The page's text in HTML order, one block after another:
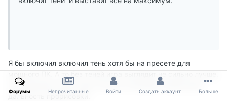
Я бы включил включил тень хотя бы на пресете для
чем оригинал 2002 года, если не учитывать возросшую
дальность прорисовки.
Форумы Непрочитанные Войти Создать аккаунт Больше